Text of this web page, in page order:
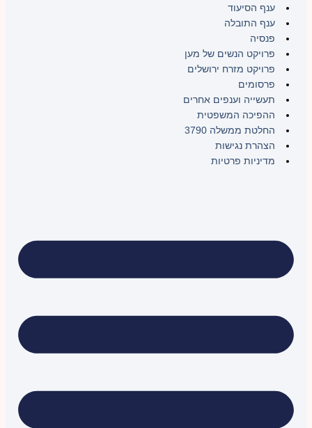
ענף הסיעוד
ענף התובלה
פנסיה
פרויקט הנשים של מען
פרויקט מזרח ירושלים
פרסומים
תעשייה וענפים אחרים
ההפיכה המשפטית
החלטת ממשלה 3790
הצהרת נגישות
מדיניות פרטיות